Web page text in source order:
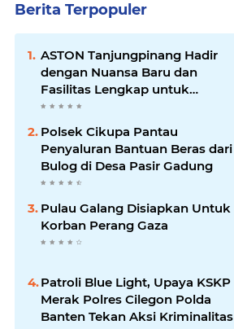
Berita Terpopuler
ASTON Tanjungpinang Hadir
dengan Nuansa Baru dan
Fasilitas Lengkap untuk
Kenyamanan Tamu
Polsek Cikupa Pantau
Penyaluran Bantuan Beras dari
Bulog di Desa Pasir Gadung
Pulau Galang Disiapkan Untuk
Korban Perang Gaza
Patroli Blue Light, Upaya KSKP
Merak Polres Cilegon Polda
Banten Tekan Aksi Kriminalitas